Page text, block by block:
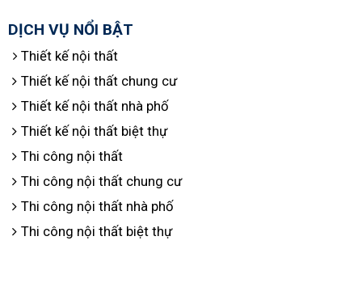
DỊCH VỤ NỔI BẬT
Thiết kế nội thất
Thiết kế nội thất chung cư
Thiết kế nội thất nhà phố
Thiết kế nội thất biệt thự
Thi công nội thất
Thi công nội thất chung cư
Thi công nội thất nhà phố
Thi công nội thất biệt thự